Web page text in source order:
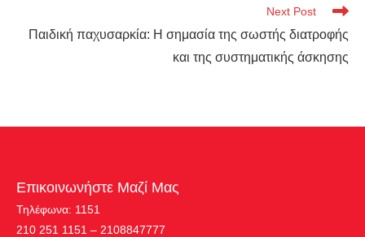
Next Post
Παιδική παχυσαρκία: Η σημασία της σωστής διατροφής
και της συστηματικής άσκησης
Επικοινωνήστε Μαζί Μας
Τηλέφωνα: 1151
210 251 1151 – 2108847777